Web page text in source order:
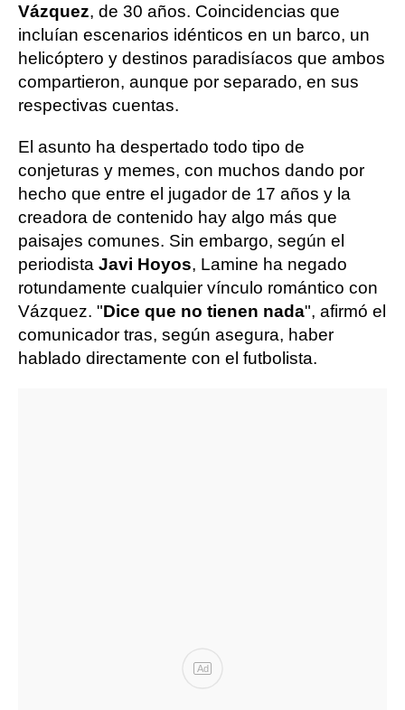
Vázquez, de 30 años. Coincidencias que
incluían escenarios idénticos en un barco, un
helicóptero y destinos paradisíacos que ambos
compartieron, aunque por separado, en sus
respectivas cuentas.
El asunto ha despertado todo tipo de
conjeturas y memes, con muchos dando por
hecho que entre el jugador de 17 años y la
creadora de contenido hay algo más que
paisajes comunes. Sin embargo, según el
periodista Javi Hoyos, Lamine ha negado
rotundamente cualquier vínculo romántico con
Vázquez. "Dice que no tienen nada", afirmó el
comunicador tras, según asegura, haber
hablado directamente con el futbolista.
Ad